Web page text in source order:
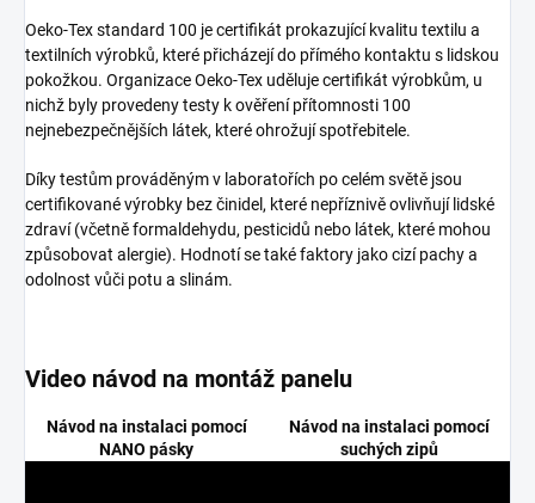
Oeko-Tex standard 100 je certifikát prokazující kvalitu textilu a
textilních výrobků, které přicházejí do přímého kontaktu s lidskou
pokožkou. Organizace Oeko-Tex uděluje certifikát výrobkům, u
nichž byly provedeny testy k ověření přítomnosti 100
nejnebezpečnějších látek, které ohrožují spotřebitele.
Díky testům prováděným v laboratořích po celém světě jsou
certifikované výrobky bez činidel, které nepříznivě ovlivňují lidské
zdraví (včetně formaldehydu, pesticidů nebo látek, které mohou
způsobovat alergie). Hodnotí se také faktory jako cizí pachy a
odolnost vůči potu a slinám.
Video návod na montáž panelu
Návod na instalaci pomocí
NANO pásky
Návod na instalaci pomocí
suchých zipů